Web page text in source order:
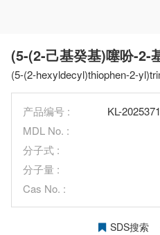
(5-(2-己基癸基)噻吩-2-
(5-(2-hexyldecyl)thiophen-2-
产品编号 :
KL-
MDL No. :
分子式 :
分子量 :
Cas No. :
SDS搜索